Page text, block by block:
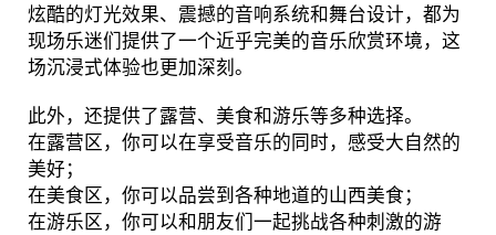
炫酷的灯光效果、震撼的音响系统和舞台设计，都为
现场乐迷们提供了一个近乎完美的音乐欣赏环境，这
场沉浸式体验也更加深刻。
此外，还提供了露营、美食和游乐等多种选择。
在露营区，你可以在享受音乐的同时，感受大自然的
美好；
在美食区，你可以品尝到各种地道的山西美食；
在游乐区，你可以和朋友们一起挑战各种刺激的游